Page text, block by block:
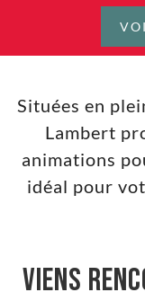
Situées en
Lambert
animations
idéal pour
Viens